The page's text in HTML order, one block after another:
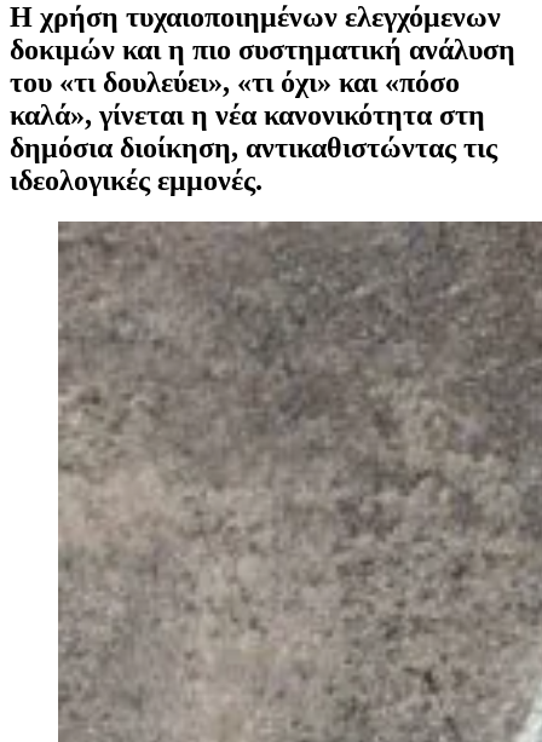
H χρήση τυχαιοποιημένων ελεγχόμενων
δοκιμών και η πιο συστηματική ανάλυση
του «τι δουλεύει», «τι όχι» και «πόσο
καλά», γίνεται η νέα κανονικότητα στη
δημόσια διοίκηση, αντικαθιστώντας τις
ιδεολογικές εμμονές.